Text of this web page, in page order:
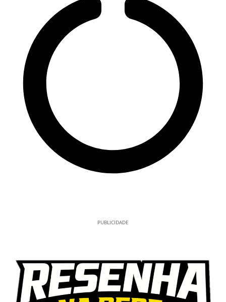
PUBLICIDADE